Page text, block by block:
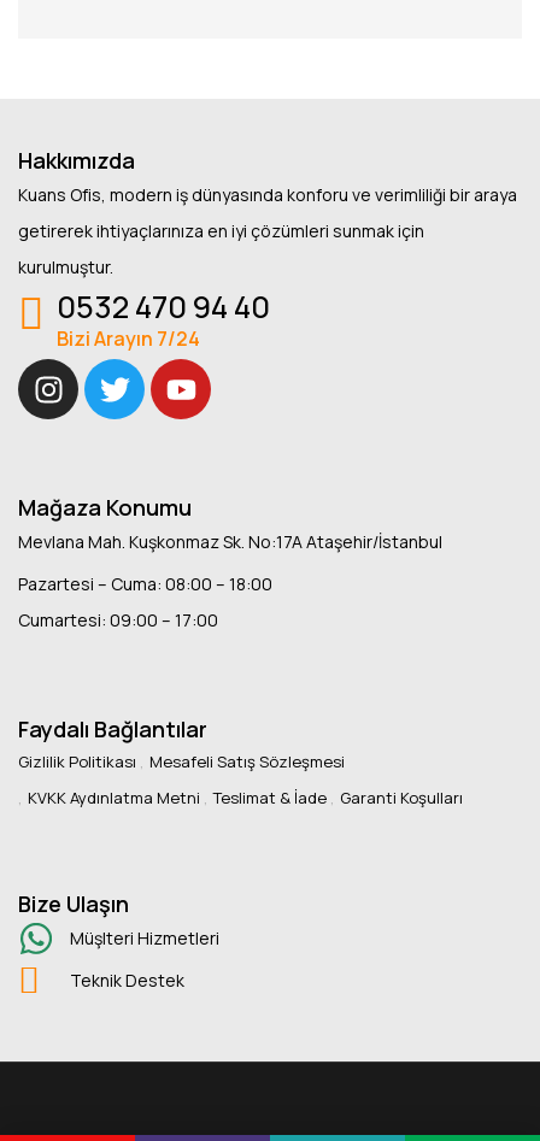
Hakkımızda
Kuans Ofis, modern iş dünyasında konforu ve verimliliği bir araya
getirerek ihtiyaçlarınıza en iyi çözümleri sunmak için
kurulmuştur.
0532 470 94 40
Bizi Arayın 7/24
Mağaza Konumu
Mevlana Mah. Kuşkonmaz Sk. No:17A Ataşehir/İstanbul
Pazartesi – Cuma: 08:00 – 18:00
Cumartesi: 09:00 – 17:00
Faydalı Bağlantılar
Gizlilik Politikası
Mesafeli Satış Sözleşmesi
KVKK Aydınlatma Metni
Teslimat & İade Garanti Koşulları
Bize Ulaşın
Müşlteri Hizmetleri
Teknik Destek